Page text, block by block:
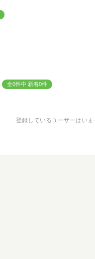
全0件中 新着0件
登録しているユーザーはいま